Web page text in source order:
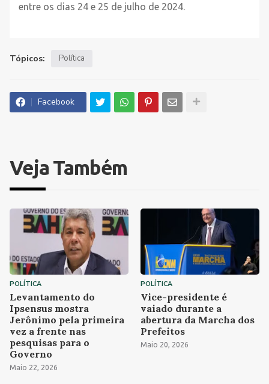
entre os dias 24 e 25 de julho de 2024.
Tópicos: Política
Facebook
Veja Também
POLÍTICA
Levantamento do
Ipsensus mostra
Jerônimo pela primeira
vez a frente nas
pesquisas para o
Governo
Maio 22, 2026
POLÍTICA
Vice-presidente é
vaiado durante a
abertura da Marcha dos
Prefeitos
Maio 20, 2026